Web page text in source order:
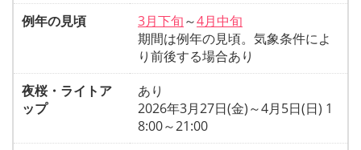
例年の見頃
3月下旬～4月中旬
期間は例年の見頃。気象条件によ
り前後する場合あり
夜桜・ライトア
ップ
あり
2026年3月27日(金)～4月5日(日) 1
8:00～21:00